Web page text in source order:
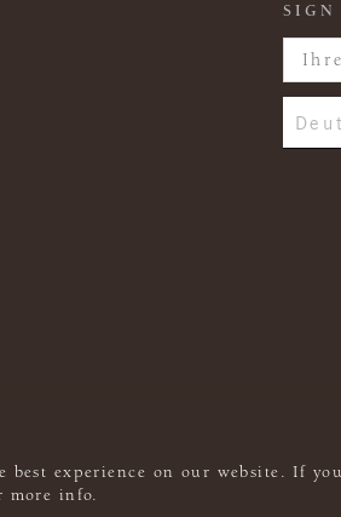
experience on our website. If
more info.
SIGN